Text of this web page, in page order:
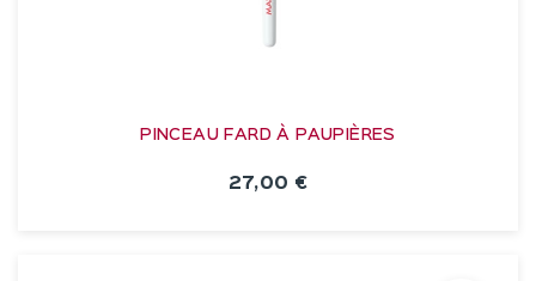
PINCEAU FARD À PAUPIÈRES
27,00 €